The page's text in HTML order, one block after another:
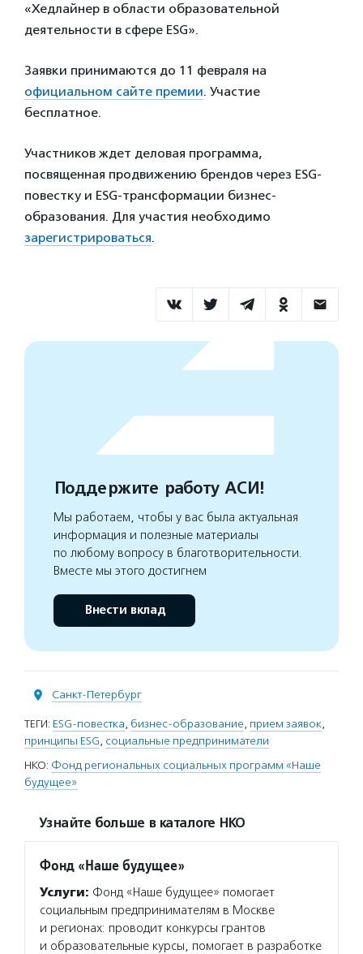
«Хедлайнер в области образовательной
деятельности в сфере ESG».
Заявки принимаются до 11 февраля на
официальном сайте премии. Участие
бесплатное.
Участников ждет деловая программа,
посвященная продвижению брендов через ESG-
повестку и ESG-трансформации бизнес-
образования. Для участия необходимо
зарегистрироваться.
Поддержите работу АСИ!
Мы работаем, чтобы у вас была актуальная
информация и полезные материалы
по любому вопросу в благотворительности.
Вместе мы этого достигнем
Внести вклад
Санкт-Петербург
ТЕГИ: ESG-повестка, бизнес-образование, прием заявок,
принципы ESG, социальные предприниматели
НКО: Фонд региональных социальных программ «Наше
будущее»
Узнайте больше в каталоге НКО
Фонд «Наше будущее»
Услуги: Фонд «Наше будущее» помогает
социальным предпринимателям в Москве
и регионах: проводит конкурсы грантов
и образовательные курсы, помогает в разработке